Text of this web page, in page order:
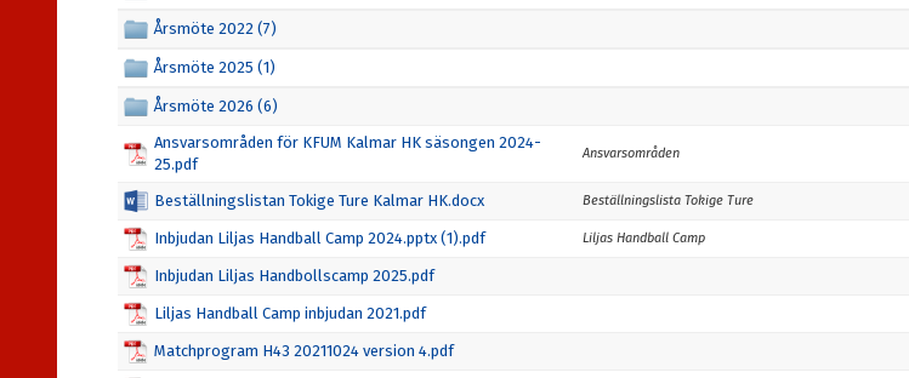
Årsmöte 2022 (7)
Årsmöte 2025 (1)
Årsmöte 2026 (6)
Ansvarsområden för KFUM Kalmar HK säsongen 2024-
25.pdf
Ansvarsområden
Beställningslistan Tokige Ture Kalmar HK.docx Beställningslista Tokige Ture
Inbjudan Liljas Handball Camp 2024.pptx (1).pdf Liljas Handball Camp
Inbjudan Liljas Handbollscamp 2025.pdf
Liljas Handball Camp inbjudan 2021.pdf
Matchprogram H43 20211024 version 4.pdf